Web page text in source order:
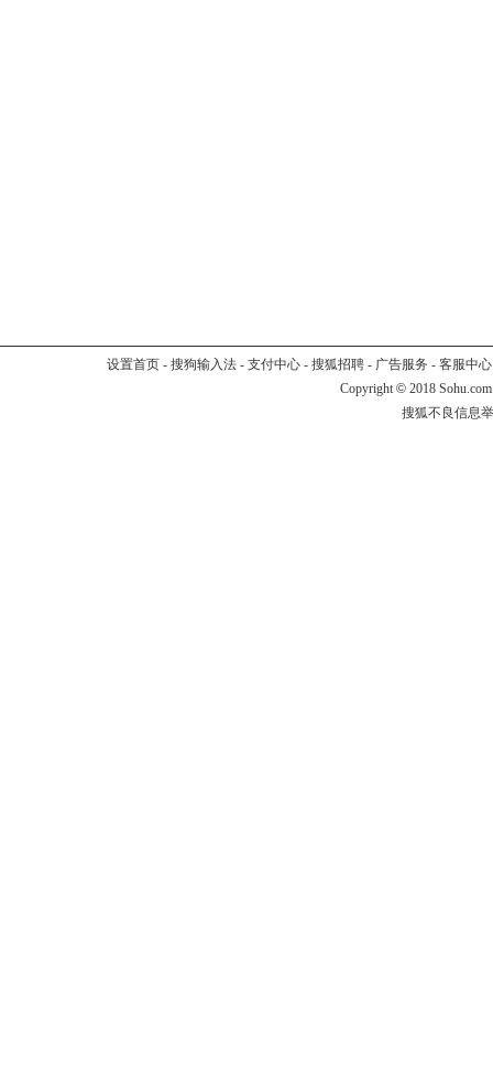
设置首页- 搜狗输入法- 支付中心- 搜狐招聘- 广告服务 - 客服中心
Copyright © 2018
搜狐不良信息